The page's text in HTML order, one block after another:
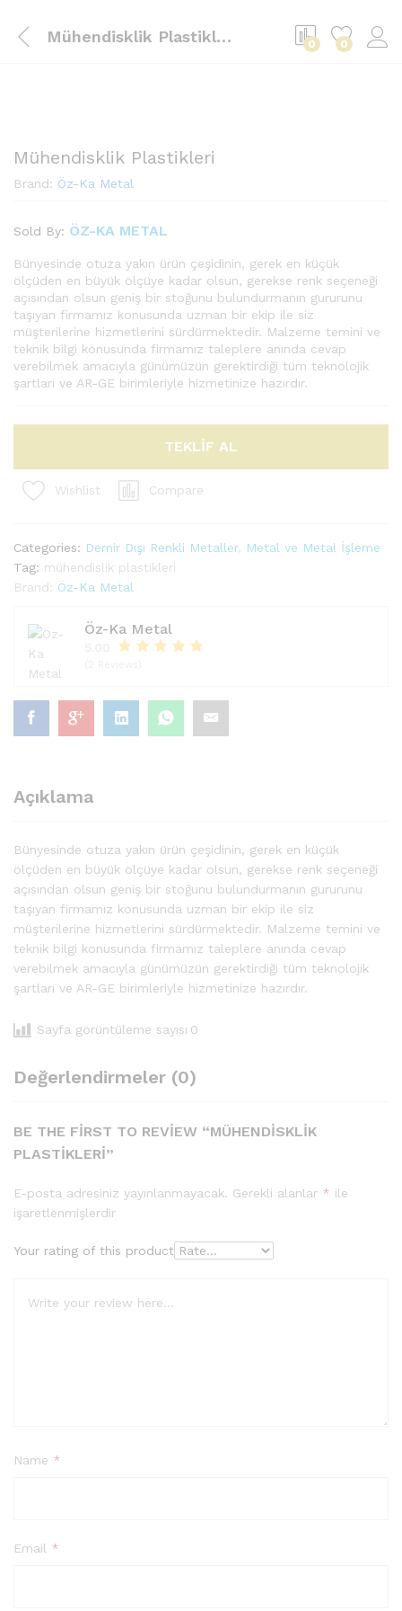
Mühendisklik Plastikleri 0 0
Mühendisklik Plastikleri
Brand: Öz-Ka Metal
Sold By: ÖZ-KA METAL
Bünyesinde otuza yakın ürün çeşidinin, gerek en küçük
ölçüden en büyük ölçüye kadar olsun, gerekse renk seçeneği
açısından olsun geniş bir stoğunu bulundurmanın gururunu
taşıyan firmamız konusunda uzman bir ekip ile siz
müşterilerine hizmetlerini sürdürmektedir. Malzeme temini ve
teknik bilgi konusunda firmamız taleplere anında cevap
verebilmek amacıyla günümüzün gerektirdiği tüm teknolojik
şartları ve AR-GE birimleriyle hizmetinize hazırdır.
TEKLİF AL
Wishlist Compare
Categories: Demir Dışı Renkli Metaller,
Metal ve Metal İşleme
Tag: mühendislik plastikleri
Brand: Öz-Ka Metal
Öz-Ka Metal
Açıklama
Bünyesinde otuza yakın ürün çeşidinin, gerek en küçük
ölçüden en büyük ölçüye kadar olsun, gerekse renk seçeneği
açısından olsun geniş bir stoğunu bulundurmanın gururunu
taşıyan firmamız konusunda uzman bir ekip ile siz
müşterilerine hizmetlerini sürdürmektedir. Malzeme temini ve
teknik bilgi konusunda firmamız taleplere anında cevap
verebilmek amacıyla günümüzün gerektirdiği tüm teknolojik
şartları ve AR-GE birimleriyle hizmetinize hazırdır.
Sayfa görüntüleme sayısı 0
Değerlendirmeler (0)
BE THE FIRST TO REVIEW “MÜHENDISKLIK
PLASTIKLERI”
E-posta adresiniz yayınlanmayacak. Gerekli alanlar * ile
işaretlenmişlerdir
Your rating of this product
Name *
Email *